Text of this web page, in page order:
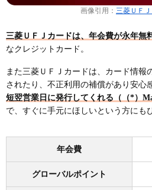
画像引用： 三菱ＵＦ
三菱ＵＦＪカードは、年会費が永年無
なクレジットカード。
また三菱ＵＦＪカードは、カード情報
されたり、不正利用の補償があり安心
短翌営業日に発行してくれる（（*）
で、すぐに手元にほしいという方にも
年会費
グローバルポイント